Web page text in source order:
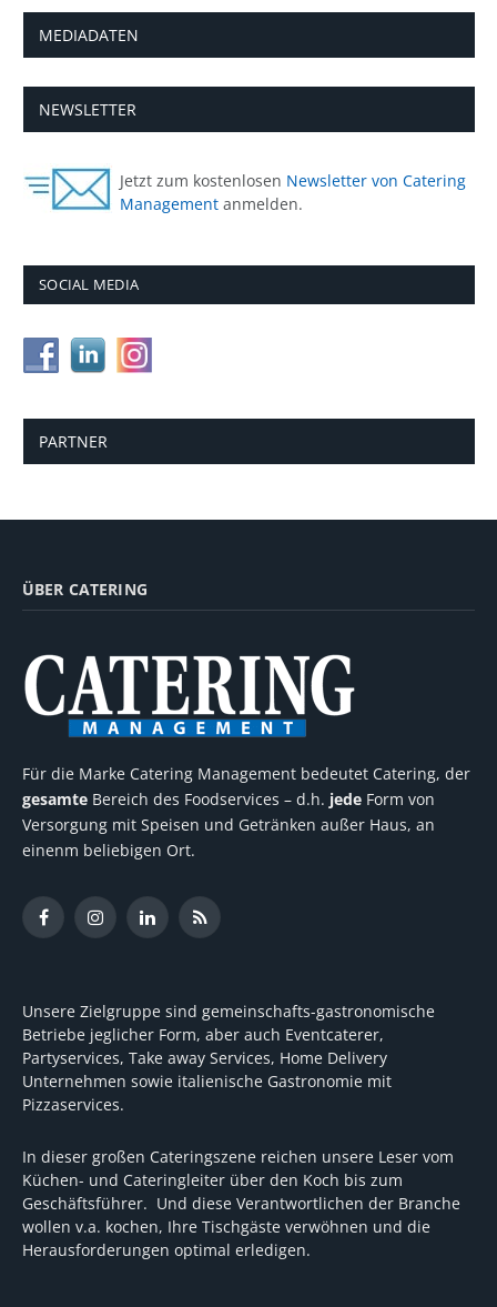
MEDIADATEN
NEWSLETTER
Jetzt zum kostenlosen Newsletter von Catering
Management anmelden.
SOCIAL MEDIA
PARTNER
ÜBER CATERING
Für die Marke Catering Management bedeutet Catering, der
gesamte Bereich des Foodservices – d.h. jede Form von
Versorgung mit Speisen und Getränken außer Haus, an
einenm beliebigen Ort.
FacebookInstagramLinkedInRSS
Unsere Zielgruppe sind gemeinschafts-gastronomische
Betriebe jeglicher Form, aber auch Eventcaterer,
Partyservices, Take away Services, Home Delivery
Unternehmen sowie italienische Gastronomie mit
Pizzaservices.
In dieser großen Cateringszene reichen unsere Leser vom
Küchen- und Cateringleiter über den Koch bis zum
Geschäftsführer. Und diese Verantwortlichen der Branche
wollen v.a. kochen, Ihre Tischgäste verwöhnen und die
Herausforderungen optimal erledigen.